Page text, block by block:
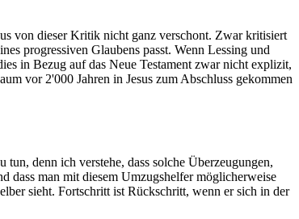
von dieser Kritik nicht ganz verschont. Zwar kritisiert
progressiven Glaubens passt. Wenn Lessing und
in Bezug auf das Neue Testament zwar nicht explizit,
vor 2'000 Jahren in Jesus zum Abschluss gekommen
denn ich verstehe, dass solche Überzeugungen,
dass man mit diesem Umzugshelfer möglicherweise
sieht. Fortschritt ist Rückschritt, wenn er sich in der